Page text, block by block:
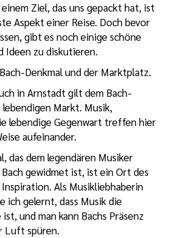
Ziel, das uns gepackt hat, ist
Aspekt einer Reise. Doch bevor
gibt es noch einige schöne
Ideen zu diskutieren.
Denkmal und der Marktplatz.
in Arnstadt gilt dem Bach-
lebendigen Markt. Musik,
lebendige Gegenwart treffen hier
aufeinander.
das dem legendären Musiker
gewidmet ist, ist ein Ort des
Als Musikliebhaberin
ich gelernt, dass Musik die
und man kann Bachs Präsenz
Luft spüren.